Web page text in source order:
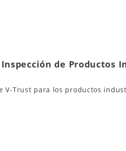
de Productos
V-Trust para los productos